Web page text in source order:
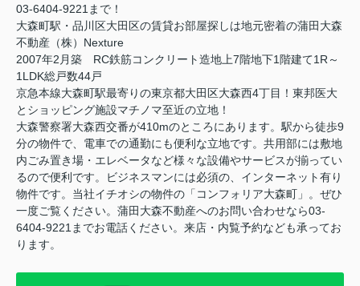
03-6404-9221まで！
大森町駅・品川区大田区の賃貸お部屋探しは地元密着の蒲田大森
不動産（株）Nexture
2007年2月築 RC鉄筋コンクリート造地上7階地下1階建て1R～
1LDK総戸数44戸
京急本線大森町駅最寄りの東京都大田区大森西4丁目！東邦医大
とショッピング施設マチノマ至近の立地！
大森警察署大森西交番が410mのところにあります。駅から徒歩9
分の物件で、電車での通勤にも便利な立地です。共用部には敷地
内ごみ置き場・エレベータなど様々な設備やサービスが揃ってい
るので便利です。ビジネスマンには必須の、インターネット有り
物件です。当社イチオシの物件の「コンフォリア大森町」。ぜひ
一度ご覧ください。蒲田大森不動産へのお問い合わせなら03-
6404-9221までお電話ください。来店・内覧予約なども承ってお
ります。